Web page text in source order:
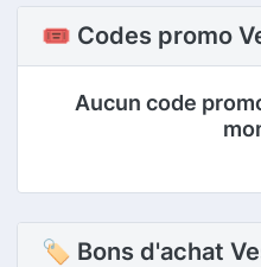
🎟️ Codes promo
Aucun code
🏷 Bons d'achat